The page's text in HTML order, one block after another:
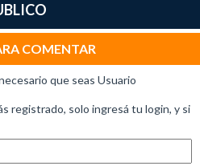
COMENTAR
que seas Usuario
registrado, solo ingresá tu login, y si